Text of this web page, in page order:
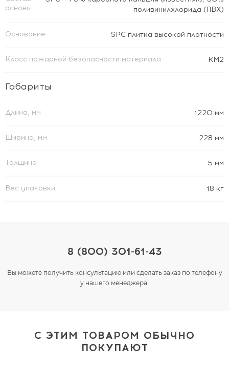
основы
поливинилхлорида (ПВХ)
Основание SPC плитка высокой плотности
Класс пожарной безопасности материала КМ2
Габариты
Длина, мм 1220 мм
Ширина, мм 228 мм
Толщина 5 мм
Вес упаковки 18 кг
8 (800) 301-61-43
Вы можете получить консультацию или сделать заказ по телефону
у нашего менеджера!
С ЭТИМ ТОВАРОМ ОБЫЧНО
ПОКУПАЮТ